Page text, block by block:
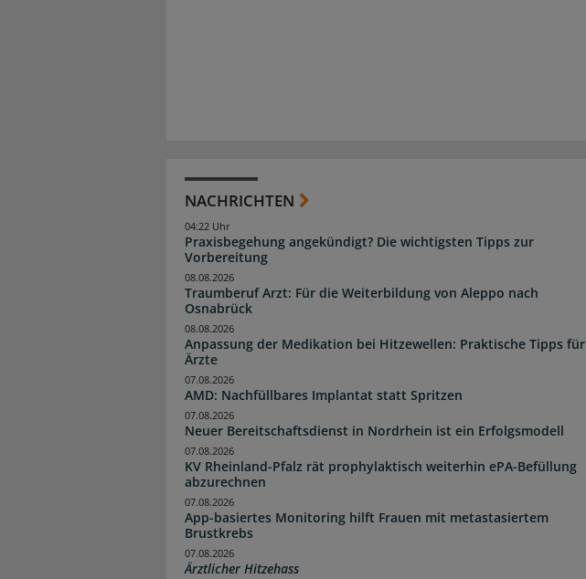
NACHRICHTEN
Praxisbegehung angekündigt? Die wichtigsten Tipps zur
Vorbereitung
04:22 Uhr
Traumberuf Arzt: Für die Weiterbildung von Aleppo nach
Osnabrück
08.08.2026
Anpassung der Medikation bei Hitzewellen: Praktische Tipps für
Ärzte
08.08.2026
AMD: Nachfüllbares Implantat statt Spritzen
07.08.2026
Neuer Bereitschaftsdienst in Nordrhein ist ein Erfolgsmodell
07.08.2026
KV Rheinland-Pfalz rät prophylaktisch weiterhin ePA-Befüllung
abzurechnen
07.08.2026
App-basiertes Monitoring hilft Frauen mit metastasiertem
Brustkrebs
07.08.2026
Ärztlicher Hitzehass
07.08.2026